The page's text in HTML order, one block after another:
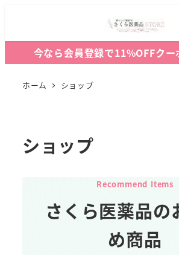
今なら会員登録で11%OFFクー
ホーム ショップ
ショップ
Recommend Items
さくら医薬品の
め商品